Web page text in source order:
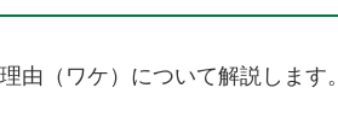
由（ワケ）について解説します。